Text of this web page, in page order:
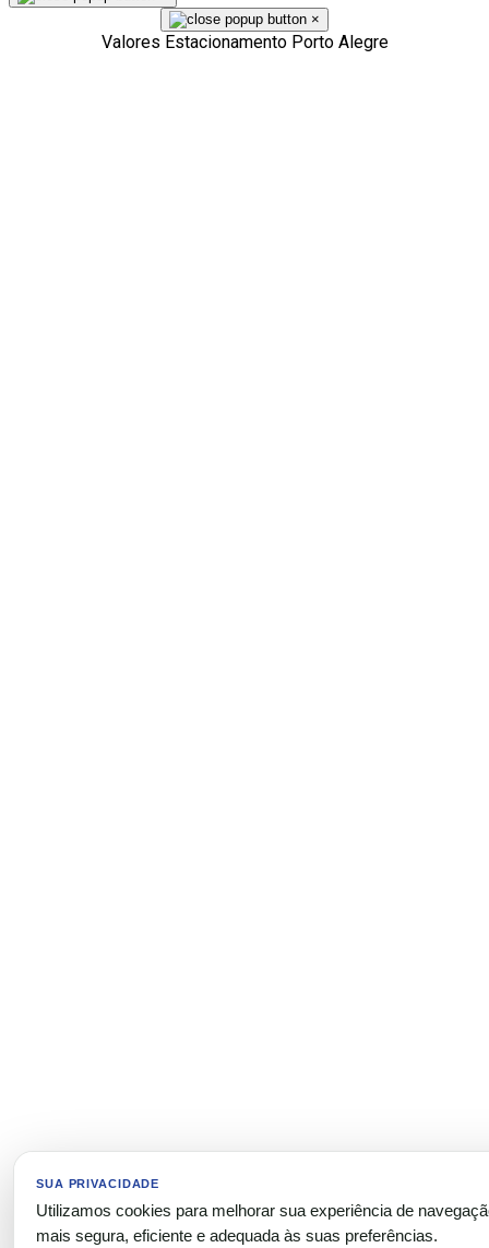
×
Valores Estacionamento Porto Alegre
SUA PRIVACIDADE
Utilizamos cookies para melhorar sua experiência de
mais segura, eficiente e adequada às suas preferências.